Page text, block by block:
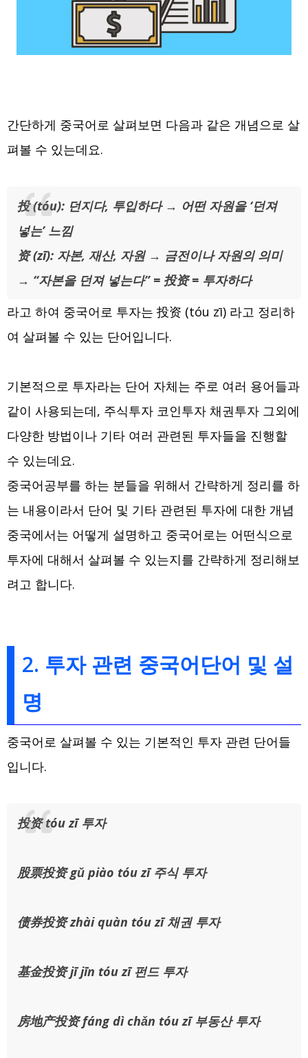
간단하게 중국어로 살펴보면 다음과 같은 개념으로 살
펴볼 수 있는데요.
投 (tóu): 던지다, 투입하다 → 어떤 자원을 ‘던져
넣는’ 느낌
资 (zī): 자본, 재산, 자원 → 금전이나 자원의 의미
→ “자본을 던져 넣는다” = 投资 = 투자하다
라고 하여 중국어로 투자는 投资 (tóu zī) 라고 정리하
여 살펴볼 수 있는 단어입니다.
기본적으로 투자라는 단어 자체는 주로 여러 용어들과
같이 사용되는데, 주식투자 코인투자 채권투자 그외에
다양한 방법이나 기타 여러 관련된 투자들을 진행할
수 있는데요.
중국어공부를 하는 분들을 위해서 간략하게 정리를 하
는 내용이라서 단어 및 기타 관련된 투자에 대한 개념
중국에서는 어떻게 설명하고 중국어로는 어떤식으로
투자에 대해서 살펴볼 수 있는지를 간략하게 정리해보
려고 합니다.
2. 투자 관련 중국어단어 및 설
명
중국어로 살펴볼 수 있는 기본적인 투자 관련 단어들
입니다.
投资 tóu zī 투자
股票投资 gǔ piào tóu zī 주식 투자
债券投资 zhài quàn tóu zī 채권 투자
基金投资 jī jīn tóu zī 펀드 투자
房地产投资 fáng dì chǎn tóu zī 부동산 투자